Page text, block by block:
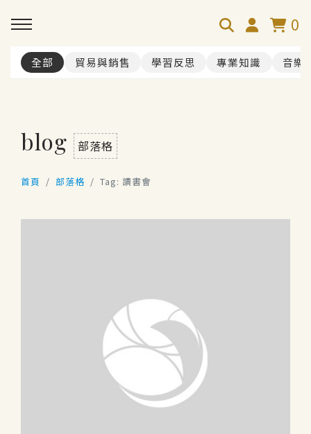
0
全部 貿易與銷售 學習反思 專業知識 音樂
blog 部落格
首頁 部落格 Tag: 讀書會